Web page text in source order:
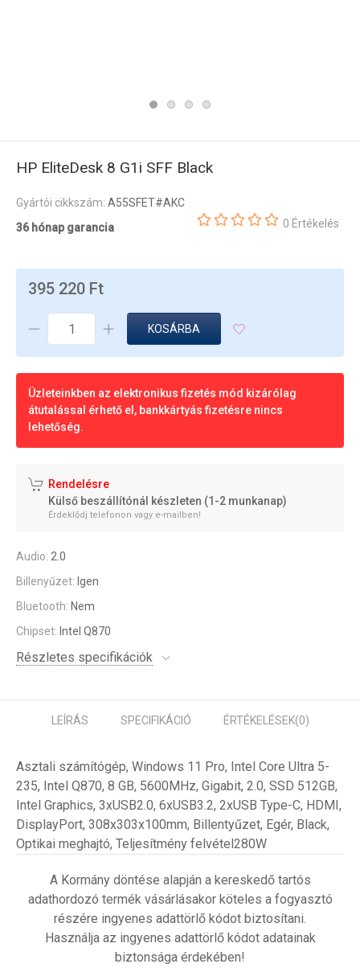
HP EliteDesk 8 G1i SFF Black
Gyártói cikkszám: A55SFET#AKC
36 hónap garancia
0 Értékelés
395 220 Ft
KOSÁRBA
Üzleteinkben az elektronikus fizetés mód kizárólag
átutalással érhető el, bankkártyás fizetésre nincs
lehetőség.
Rendelésre
Külső beszállítónál készleten (1-2 munkanap)
Érdeklődj telefonon vagy e-mailben!
Audio: 2.0
Billenyűzet: Igen
Bluetooth: Nem
Chipset: Intel Q870
Részletes specifikációk
LEÍRÁS SPECIFIKÁCIÓ ÉRTÉKELÉSEK(0)
Asztali számítógép, Windows 11 Pro, Intel Core Ultra 5-
235, Intel Q870, 8 GB, 5600MHz, Gigabit, 2.0, SSD 512GB,
Intel Graphics, 3xUSB2.0, 6xUSB3.2, 2xUSB Type-C, HDMI,
DisplayPort, 308x303x100mm, Billentyűzet, Egér, Black,
Optikai meghajtó, Teljesítmény felvétel280W
A Kormány döntése alapján a kereskedő tartós
adathordozó termék vásárlásakor köteles a fogyasztó
részére ingyenes adattörlő kódot biztosítani.
Használja az ingyenes adattörlő kódot adatainak
biztonsága érdekében!